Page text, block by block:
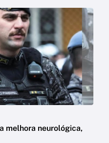
melhora neurológica,